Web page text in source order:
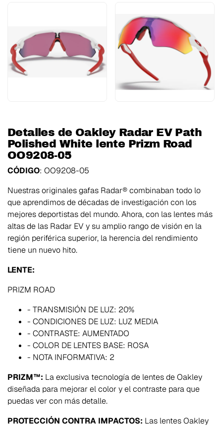
Detalles de Oakley Radar EV Path
Polished White lente Prizm Road
OO9208-05
CÓDIGO: OO9208-05
Nuestras originales gafas Radar® combinaban todo lo
que aprendimos de décadas de investigación con los
mejores deportistas del mundo. Ahora, con las lentes más
altas de las Radar EV y su amplio rango de visión en la
región periférica superior, la herencia del rendimiento
tiene un nuevo hito.
LENTE:
PRIZM ROAD
- TRANSMISIÓN DE LUZ: 20%
- CONDICIONES DE LUZ: LUZ MEDIA
- CONTRASTE: AUMENTADO
- COLOR DE LENTES BASE: ROSA
- NOTA INFORMATIVA: 2
PRIZM™: La exclusiva tecnología de lentes de Oakley
diseñada para mejorar el color y el contraste para que
puedas ver con más detalle.
PROTECCIÓN CONTRA IMPACTOS: Las lentes Oakley